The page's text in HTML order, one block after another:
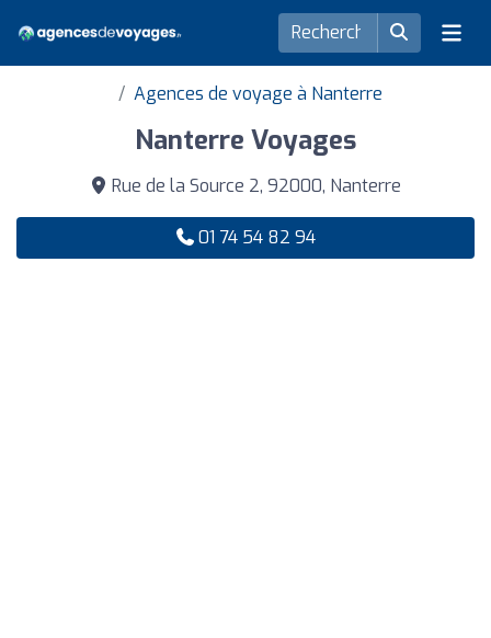
Agences de voyage à Nanterre
Nanterre Voyages
Rue de la Source 2, 92000, Nanterre
01 74 54 82 94